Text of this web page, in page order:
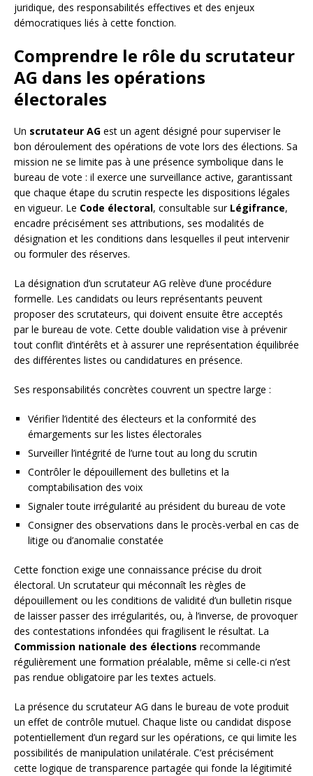
juridique, des responsabilités effectives et des enjeux
démocratiques liés à cette fonction.
Comprendre le rôle du scrutateur
AG dans les opérations
électorales
Un scrutateur AG est un agent désigné pour superviser le
bon déroulement des opérations de vote lors des élections. Sa
mission ne se limite pas à une présence symbolique dans le
bureau de vote : il exerce une surveillance active, garantissant
que chaque étape du scrutin respecte les dispositions légales
en vigueur. Le Code électoral, consultable sur Légifrance,
encadre précisément ses attributions, ses modalités de
désignation et les conditions dans lesquelles il peut intervenir
ou formuler des réserves.
La désignation d’un scrutateur AG relève d’une procédure
formelle. Les candidats ou leurs représentants peuvent
proposer des scrutateurs, qui doivent ensuite être acceptés
par le bureau de vote. Cette double validation vise à prévenir
tout conflit d’intérêts et à assurer une représentation équilibrée
des différentes listes ou candidatures en présence.
Ses responsabilités concrètes couvrent un spectre large :
Vérifier l’identité des électeurs et la conformité des
émargements sur les listes électorales
Surveiller l’intégrité de l’urne tout au long du scrutin
Contrôler le dépouillement des bulletins et la
comptabilisation des voix
Signaler toute irrégularité au président du bureau de vote
Consigner des observations dans le procès-verbal en cas de
litige ou d’anomalie constatée
Cette fonction exige une connaissance précise du droit
électoral. Un scrutateur qui méconnaît les règles de
dépouillement ou les conditions de validité d’un bulletin risque
de laisser passer des irrégularités, ou, à l’inverse, de provoquer
des contestations infondées qui fragilisent le résultat. La
Commission nationale des élections recommande
régulièrement une formation préalable, même si celle-ci n’est
pas rendue obligatoire par les textes actuels.
La présence du scrutateur AG dans le bureau de vote produit
un effet de contrôle mutuel. Chaque liste ou candidat dispose
potentiellement d’un regard sur les opérations, ce qui limite les
possibilités de manipulation unilatérale. C’est précisément
cette logique de transparence partagée qui fonde la légitimité